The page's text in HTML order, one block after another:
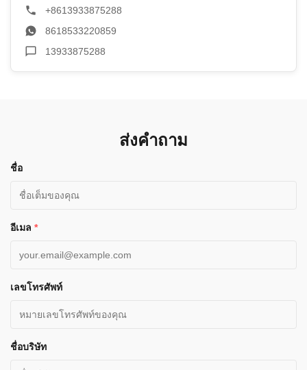
+8613933875288
8618533220859
13933875288
ส่งคำถาม
ชื่อ
อีเมล *
เลขโทรศัพท์
ชื่อบริษัท